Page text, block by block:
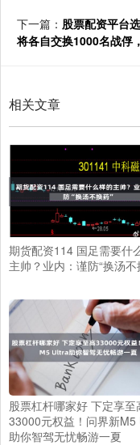
下一篇： 股票配资平台
将各自交换1000名战俘
相关文章
期货配资114 国足需要什
主帅？业内：谨防“换汤不
股票杠杆哪家好 下定享至
33000元权益！问界新M5
助你智驾无忧畅游一夏